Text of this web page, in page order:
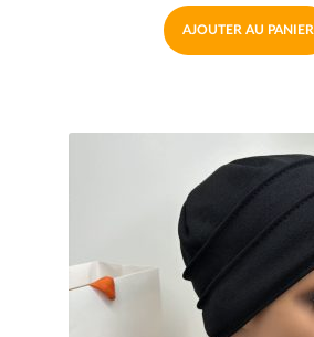
AJOUTER AU PANIER